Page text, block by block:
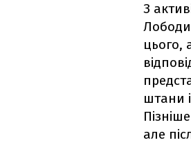
З
цього,
штани
але